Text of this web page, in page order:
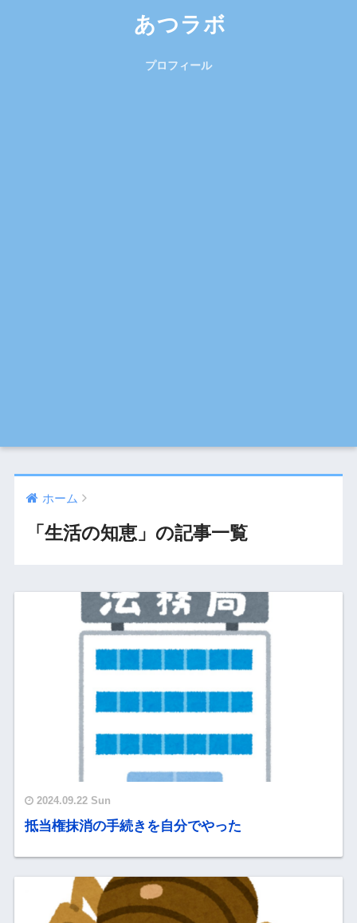
あつラボ
プロフィール
ホーム
「生活の知恵」の記事一覧
2024.09.22 Sun
抵当権抹消の手続きを自分でやった